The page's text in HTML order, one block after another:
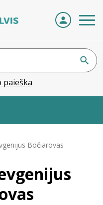
paieška
Bočiarovas